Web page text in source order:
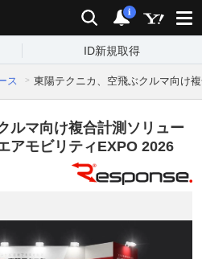
検索 通知
i
ID新規取得
ス 東陽テクニカ、空飛ぶクルマ向け
ルマ向け複合計測ソリュー
アモビリティEXPO 2026